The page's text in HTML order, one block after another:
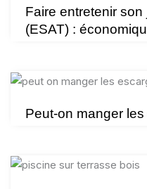
Faire entretenir
(ESAT) :
Peut-on manger